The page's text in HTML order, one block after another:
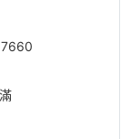
7660